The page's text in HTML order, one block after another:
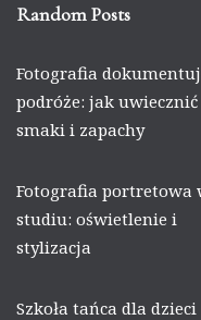
Random Posts
Fotografia
podróże: jak uwiecznić
smaki i zapachy
Fotografia portretowa
studiu: oświetlenie i
stylizacja
Szkoła tańca dla dzieci